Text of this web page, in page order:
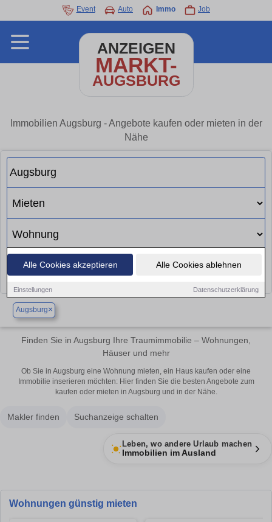
Alle Cookies akzeptieren Alle Cookies ablehnen
Einstellungen Datenschutzerklärung
Event Auto Immo Job
ANZEIGEN
MARKT-
AUGSBURG
Immobilien Augsburg - Angebote kaufen oder mieten in der
Nähe
Suchen
Augsburg×
Finden Sie in Augsburg Ihre Traumimmobilie – Wohnungen,
Häuser und mehr
Ob Sie in Augsburg eine Wohnung mieten, ein Haus kaufen oder eine
Immobilie inserieren möchten: Hier finden Sie die besten Angebote zum
kaufen oder mieten in Augsburg und in der Nähe.
Makler finden Suchanzeige schalten
Leben, wo andere Urlaub machen
Immobilien im Ausland
Wohnungen günstig mieten